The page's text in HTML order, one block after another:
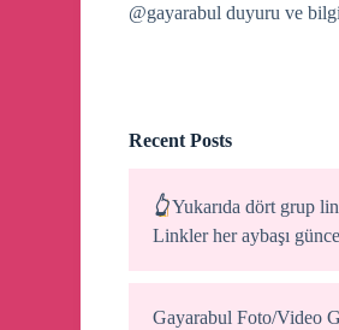
@gayarabul duyuru ve
Recent Posts
👆Yukarıda dört grup
Linkler her aybaşı
Gayarabul Foto/Video